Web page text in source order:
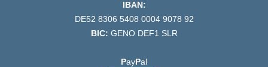
IBAN:
DE52 8306 5408 0004 9078 92
BIC: GENO DEF1 SLR
PayPal